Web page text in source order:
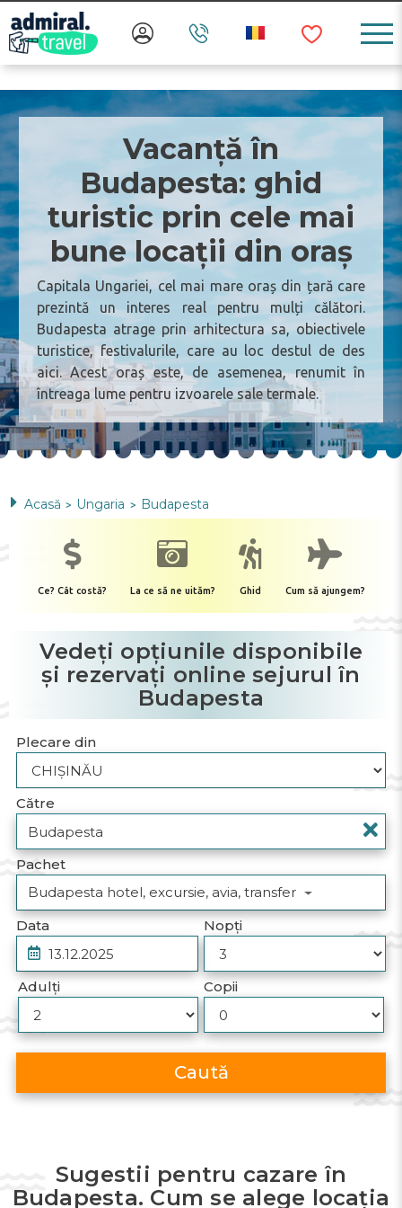
Vacanță în
Budapesta: ghid
turistic prin cele mai
bune locații din oraș
Capitala Ungariei, cel mai mare oraș din țară care
prezintă un interes real pentru mulți călători.
Budapesta atrage prin arhitectura sa, obiectivele
turistice, festivalurile, care au loc destul de des
aici. Acest oraș este, de asemenea, renumit în
întreaga lume pentru izvoarele sale termale.
Acasă > Ungaria > Budapesta
Ce? Cât costă? La ce să ne uităm? Ghid Cum să ajungem?
Vedeți opțiunile disponibile
și rezervați online sejurul în
Budapesta
Plecare din
Către
Pachet
Budapesta hotel, excursie, avia, transfer
Data
Nopți
Adulți Copii
Caută
Sugestii pentru cazare în
Budapesta. Cum se alege locația